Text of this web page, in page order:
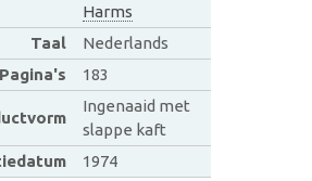
Harms
Taal
Nederlands
Pagina's
183
Ingenaaid met
slappe kaft
1974